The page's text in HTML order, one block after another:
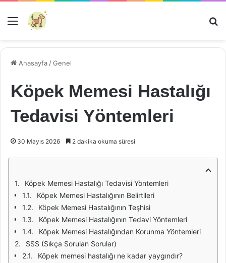
Menü
Anasayfa /Genel
Köpek Memesi Hastalığı
Tedavisi Yöntemleri
30 Mayıs 2026 2 dakika okuma süresi
Köpek Memesi Hastalığı Tedavisi Yöntemleri
Köpek Memesi Hastalığının Belirtileri
Köpek Memesi Hastalığının Teşhisi
Köpek Memesi Hastalığının Tedavi Yöntemleri
Köpek Memesi Hastalığından Korunma Yöntemleri
SSS (Sıkça Sorulan Sorular)
Köpek memesi hastalığı ne kadar yaygındır?